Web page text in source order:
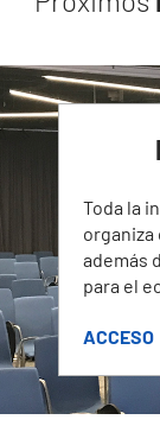
Toda la
organiza
además
para el
ACCESO